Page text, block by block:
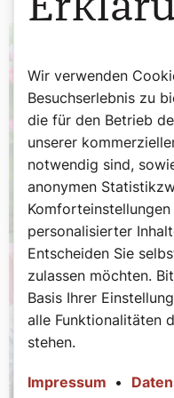
Wir verwenden
Besuchserlebnis zu
die für den Betrieb
unserer
notwendig sind,
anonymen
personalisierter
Entscheiden Sie
zulassen möchten.
Basis Ihrer
alle Funktionalitäten
stehen.
Impressum •